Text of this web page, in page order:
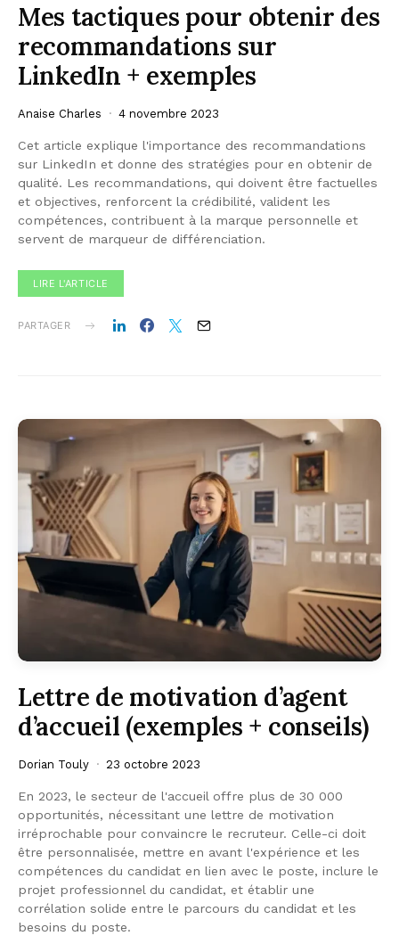
Mes tactiques pour obtenir des
recommandations sur
LinkedIn + exemples
Anaise Charles 4 novembre 2023
Cet article explique l'importance des recommandations
sur LinkedIn et donne des stratégies pour en obtenir de
qualité. Les recommandations, qui doivent être factuelles
et objectives, renforcent la crédibilité, valident les
compétences, contribuent à la marque personnelle et
servent de marqueur de différenciation.
LIRE L'ARTICLE
PARTAGER
Lettre de motivation d’agent
d’accueil (exemples + conseils)
Dorian Touly 23 octobre 2023
En 2023, le secteur de l'accueil offre plus de 30 000
opportunités, nécessitant une lettre de motivation
irréprochable pour convaincre le recruteur. Celle-ci doit
être personnalisée, mettre en avant l'expérience et les
compétences du candidat en lien avec le poste, inclure le
projet professionnel du candidat, et établir une
corrélation solide entre le parcours du candidat et les
besoins du poste.